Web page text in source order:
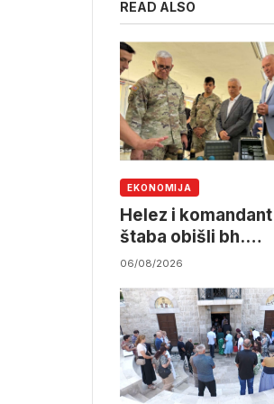
READ ALSO
EKONOMIJA
Helez i komandant
štaba obišli bh.
namjensku
06/08/2026